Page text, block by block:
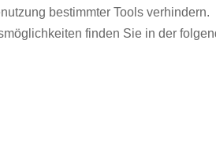
bestimmter Tools verhindern.
finden Sie in der